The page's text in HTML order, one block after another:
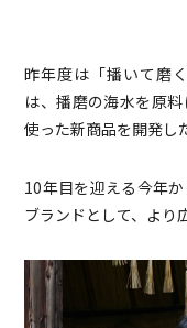
昨年度は「播いて磨
は、播磨の海水を原
使った新商品を開発し
10年目を迎える今年
ブランドとして、より